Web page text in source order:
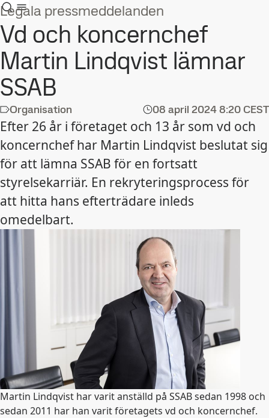
Legala pressmeddelanden
Vd och koncernchef
Martin Lindqvist lämnar
SSAB
Organisation 08 april 20248:20 CEST
Efter 26 år i företaget och 13 år som vd och
koncernchef har Martin Lindqvist beslutat sig
för att lämna SSAB för en fortsatt
styrelsekarriär. En rekryteringsprocess för
att hitta hans efterträdare inleds
omedelbart.
Martin Lindqvist har varit anställd på SSAB sedan 1998 och
sedan 2011 har han varit företagets vd och koncernchef.